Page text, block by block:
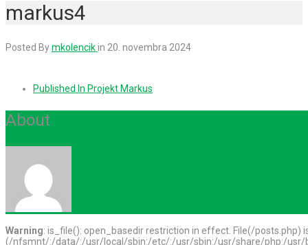
markus4
Posted Bymkolencikin 20. novembra 2024
Published In Projekt Markus
About
Warning: is_file(): open_basedir restriction in effect. File(/posts.php)
(/nfsmnt/:/data/:/usr/local/sbin:/etc/:/usr/sbin:/usr/share/php:/